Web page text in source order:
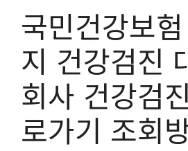
국민건강보
지 건강검진
회사 건강검
로가기 조회